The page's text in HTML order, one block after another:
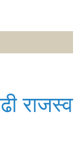
राजस्व